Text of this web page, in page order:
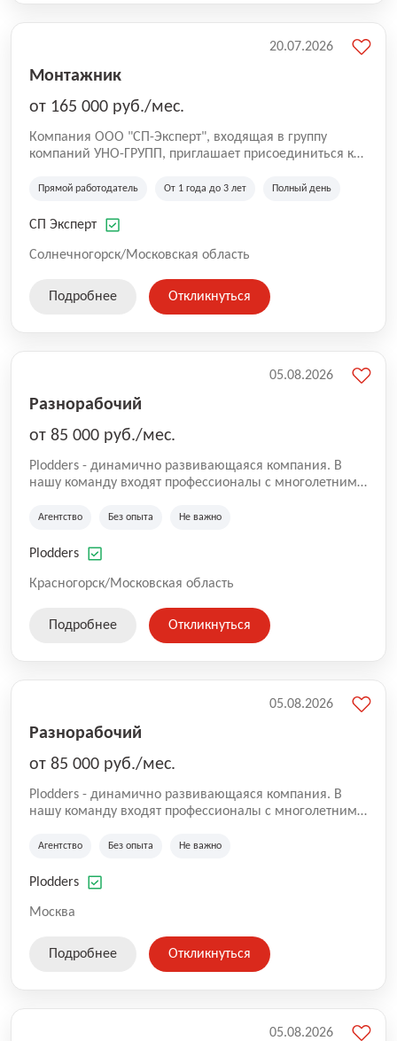
Монтажник
от 165 000 руб./мес.
Компания ООО "СП-Эксперт", входящая в группу
компаний УНО-ГРУПП, приглашает присоединиться к
работаем на рынке с 2005 года и оказываем комплекс
зданий из гибридных модульных блоков свободной
гибридно-модульного строительства.
Прямой работодатель От 1 года до 3 лет Полный день
СП Эксперт
Солнечногорск/Московская область
20.07.2026
Подробнее Откликнуться
Разнорабочий
от 85 000 руб./мес.
Plodders - динамично развивающаяся компания. В
нашу команду входят профессионалы с многолетним
на рынке аутсорсинга, а накопленный опыт позволяют
оказываемых услуг.
Агентство Без опыта Не важно
Plodders
Красногорск/Московская область
05.08.2026
Подробнее Откликнуться
Разнорабочий
от 85 000 руб./мес.
Plodders - динамично развивающаяся компания. В
нашу команду входят профессионалы с многолетним
на рынке аутсорсинга, а накопленный опыт позволяют
оказываемых услуг.
Агентство Без опыта Не важно
Plodders
Москва
05.08.2026
Подробнее Откликнуться
05.08.2026